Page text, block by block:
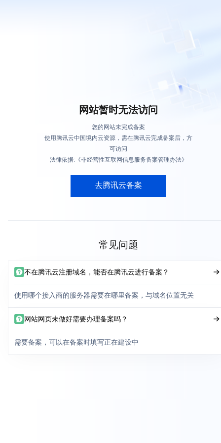
网站暂时无法访问
您的网站未完成备案
使用腾讯云中国境内云资源，需在腾讯云完成备案后，方
可访问
法律依据:《非经营性互联网信息服务备案管理办法》
去腾讯云备案
常见问题
不在腾讯云注册域名，能否在腾讯云进行备案？
使用哪个接入商的服务器需要在哪里备案，与域名位置无关
网站网页未做好需要办理备案吗？
需要备案，可以在备案时填写正在建设中